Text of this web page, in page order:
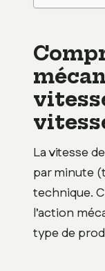
La vitesse
par minute
technique.
l’action
type de